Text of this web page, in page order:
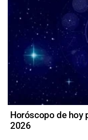
Horóscopo de hoy
2026